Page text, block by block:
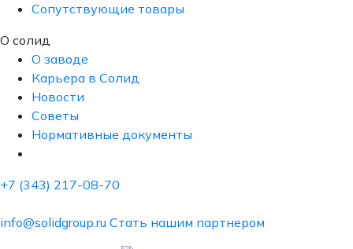
Сопутствующие товары
О солид
О заводе
Карьера в Солид
Новости
Советы
Нормативные документы
+7 (343) 217-08-70
info@solidgroup.ru Стать нашим партнером